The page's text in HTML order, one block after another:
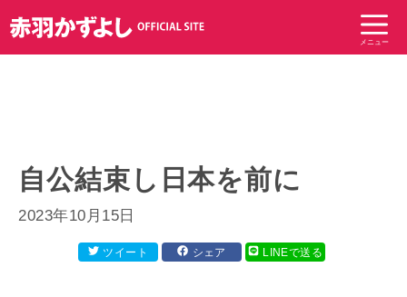
ン
テ
メニュー
自公結束し日本を前に
2023年10月15日
ツイート シェア LINEで送る